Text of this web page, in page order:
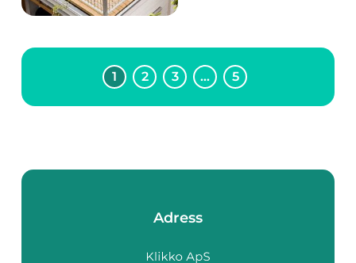
fördelar. I Sverige blir
intresset för att
bygga i trä alltmer ...
1 2 3 … 5
Adress